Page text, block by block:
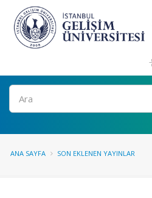
Ara
ANA SAYFA SON EKLENEN YAYINLAR